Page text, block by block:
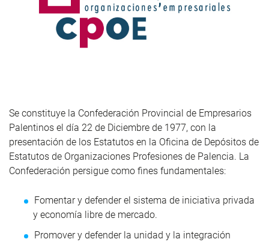
Se constituye la Confederación Provincial de Empresarios
Palentinos el día 22 de Diciembre de 1977, con la
presentación de los Estatutos en la Oficina de Depósitos de
Estatutos de Organizaciones Profesiones de Palencia. La
Confederación persigue como fines fundamentales:
Fomentar y defender el sistema de iniciativa privada
y economía libre de mercado.
Promover y defender la unidad y la integración